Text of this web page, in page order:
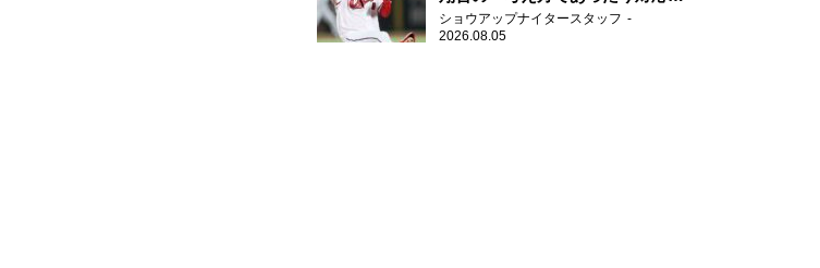
を勉強して」
ショウアップナイタースタッフ
2026.08.05